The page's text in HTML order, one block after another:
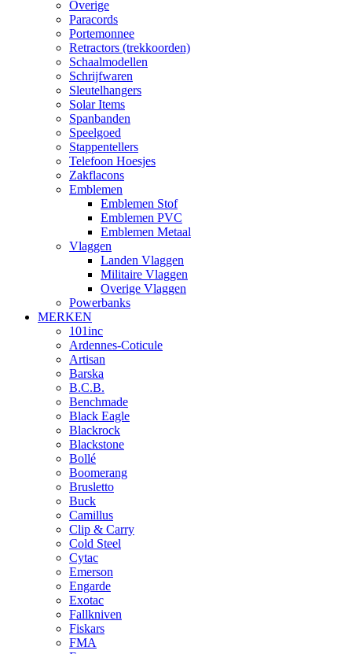
Overige
Paracords
Portemonnee
Retractors (trekkoorden)
Schaalmodellen
Schrijfwaren
Sleutelhangers
Solar Items
Spanbanden
Speelgoed
Stappentellers
Telefoon Hoesjes
Zakflacons
Emblemen
Emblemen Stof
Emblemen PVC
Emblemen Metaal
Vlaggen
Landen Vlaggen
Militaire Vlaggen
Overige Vlaggen
Powerbanks
MERKEN
101inc
Ardennes-Coticule
Artisan
Barska
B.C.B.
Benchmade
Black Eagle
Blackrock
Blackstone
Bollé
Boomerang
Brusletto
Buck
Camillus
Clip & Carry
Cold Steel
Cytac
Emerson
Engarde
Exotac
Fallkniven
Fiskars
FMA